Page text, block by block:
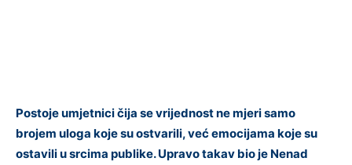
Postoje umjetnici čija se vrijednost ne mjeri samo
brojem uloga koje su ostvarili, već emocijama koje su
ostavili u srcima publike. Upravo takav bio je Nenad